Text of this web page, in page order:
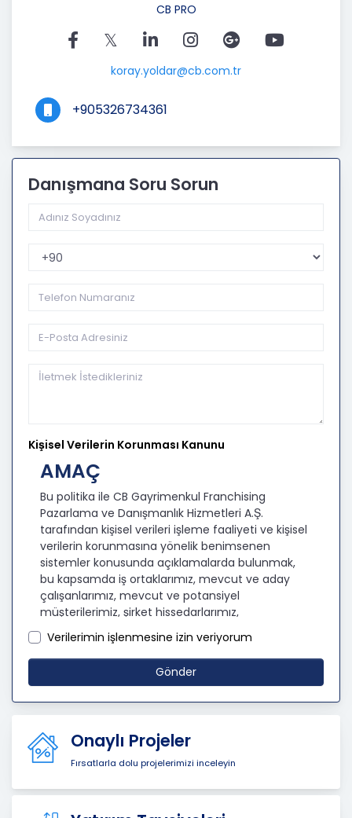
CB PRO
koray.yoldar@cb.com.tr
+905326734361
Danışmana Soru Sorun
Telefon Kodu
Kişisel Verilerin Korunması Kanunu
AMAÇ
Bu politika ile CB Gayrimenkul Franchising
Pazarlama ve Danışmanlık Hizmetleri A.Ş.
tarafından kişisel verileri işleme faaliyeti ve kişisel
verilerin korunmasına yönelik benimsenen
sistemler konusunda açıklamalarda bulunmak,
bu kapsamda iş ortaklarımız, mevcut ve aday
çalışanlarımız, mevcut ve potansiyel
müşterilerimiz, şirket hissedarlarımız,
üzer kişisel verileri şirketimiz tarafından işlenen
kişilerin bilgilendirilerek şeffaflığın sağlanması
KİŞİSEL VERİLERİN İŞLENMESİ
İLKELERİ
KVKK’ya uyumluluğun sağlanması için CB
Danışmanlık Hizmetleri A.Ş. tarafından kişisel
veriler mevzuatta öngörülen genel ilke ve
Verilerimin işlenmesine izin veriyorum
Gönder
Onaylı Projeler
Fırsatlarla dolu projelerimizi inceleyin